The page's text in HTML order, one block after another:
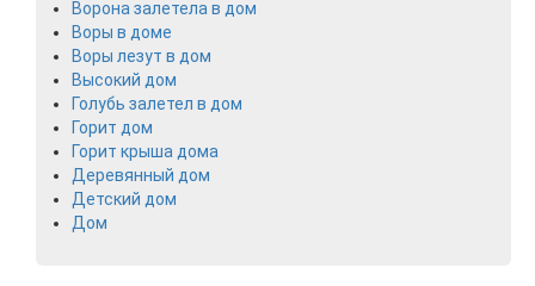
Ворона залетела в дом
Воры в доме
Воры лезут в дом
Высокий дом
Голубь залетел в дом
Горит дом
Горит крыша дома
Деревянный дом
Детский дом
Дом